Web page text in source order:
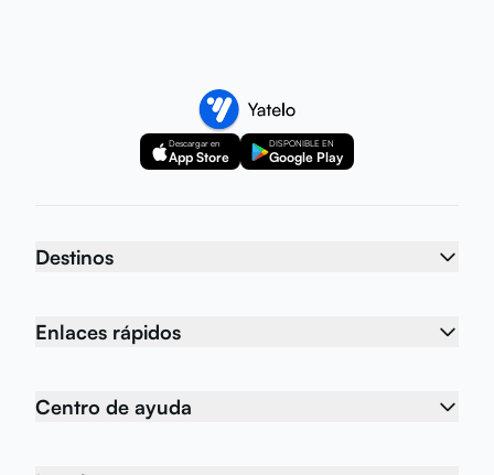
Descargar en
App Store
DISPONIBLE EN
Google Play
Destinos
Enlaces rápidos
Centro de ayuda